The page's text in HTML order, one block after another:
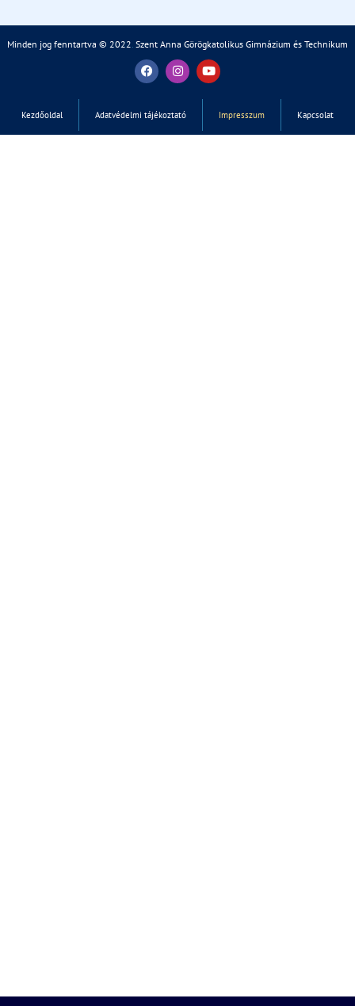
Minden jog fenntartva © 2022 Szent Anna Görögkatolikus Gimnázium és Technikum
Kezdőoldal Adatvédelmi tájékoztató Impresszum Kapcsolat